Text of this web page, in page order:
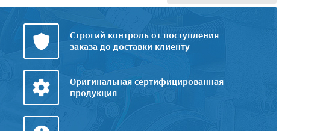
Строгий контроль от поступления
заказа до доставки клиенту
Оригинальная сертифицированная
продукция